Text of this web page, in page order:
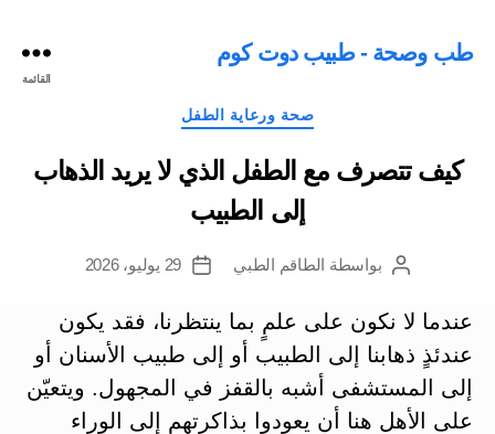
طب وصحة - طبيب دوت كوم
القائمة
التصنيفات
صحة ورعاية الطفل
كيف تتصرف مع الطفل الذي لا يريد الذهاب
إلى الطبيب
كاتببواسطة الطاقم الطبي
تاريخ
29 يوليو، 2026
عندما لا نكون على علمٍ بما ينتظرنا، فقد يكون
عندئذٍ ذهابنا إلى الطبيب أو إلى طبيب الأسنان أو
إلى المستشفى أشبه بالقفز في المجهول. ويتعيّن
على الأهل هنا أن يعودوا بذاكرتهم إلى الوراء